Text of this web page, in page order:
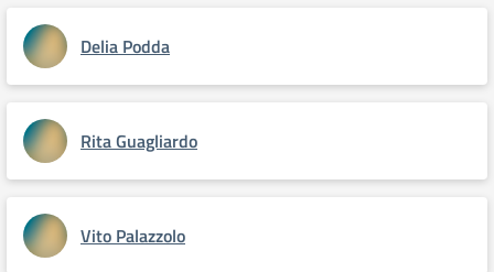
Delia Podda
Rita Guagliardo
Vito Palazzolo